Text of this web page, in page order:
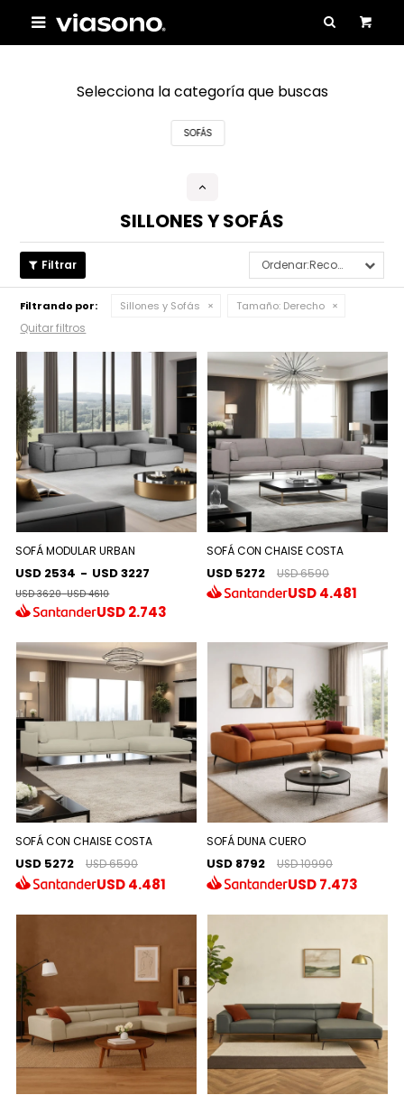

Selecciona la categoría que buscas
SOFÁS
SILLONES Y SOFÁS
Recomendados
Filtrando por: Sillones y Sofás Tamaño: Derecho
Quitar filtros
SOFÁ MODULAR URBAN
USD 2534 - USD 3227
USD 3620-USD 4610
USD2.743
SOFÁ CON CHAISE COSTA
USD 5272 USD 6590
USD4.481
SOFÁ CON CHAISE COSTA
USD 5272 USD 6590
USD4.481
SOFÁ DUNA CUERO
USD 8792 USD 10990
USD7.473